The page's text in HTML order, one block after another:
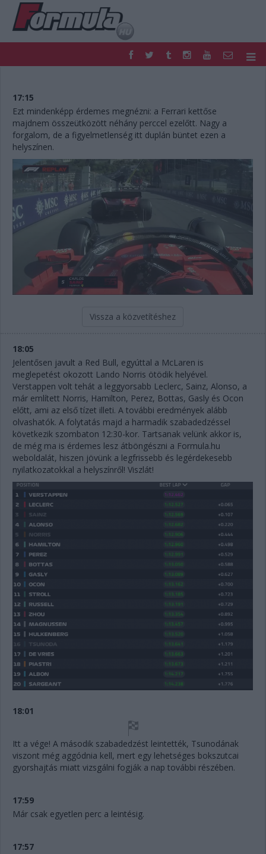
FORMULA
NEMZETKÖZI
HAZAI
RETRO
EGYÉB
PODCAST
SHOP
LIVE
DIGITÁLIS MAGAZIN
PONTÁLLÁSOK
VERSENYNAPTÁRAK
17:15
Ezt mindenképp érdemes megnézni: a Ferrari kettőse
majdnem összeütközött néhány perccel ezelőtt. Nagy a
forgalom, de a figyelmetlenség itt duplán büntet ezen a
helyszínen.
Vissza a közvetítéshez
18:05
Jelentősen javult a Red Bull, egyúttal a McLaren is
meglepetést okozott Lando Norris ötödik helyével.
Verstappen volt tehát a leggyorsabb Leclerc, Sainz, Alonso, a
már említett Norris, Hamilton, Perez, Bottas, Gasly és Ocon
előtt, ami az első tízet illeti. A további eredmények alább
olvashatók. A folytatás majd a harmadik szabadedzéssel
következik szombaton 12:30-kor. Tartsanak velünk akkor is,
de még ma is érdemes lesz átböngészni a Formula.hu
weboldalát, hiszen jövünk a legfrissebb és legérdekesebb
nyilatkozatokkal a helyszínről! Viszlát!
18:01
Itt a vége! A második szabadedzést leintették, Tsunodának
viszont még aggódnia kell, mert egy lehetséges bokszutcai
gyorshajtás miatt vizsgálni fogják a nap további részében.
17:59
Már csak egyetlen perc a leintésig.
17:57